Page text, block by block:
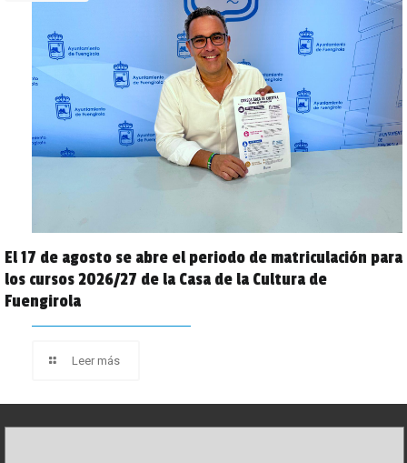
El 17 de agosto se abre el periodo de matriculación para
los cursos 2026/27 de la Casa de la Cultura de
Fuengirola
Leer más